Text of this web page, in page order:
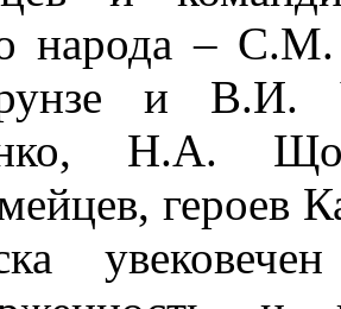
народа –
и В.И.
Н.А.
героев